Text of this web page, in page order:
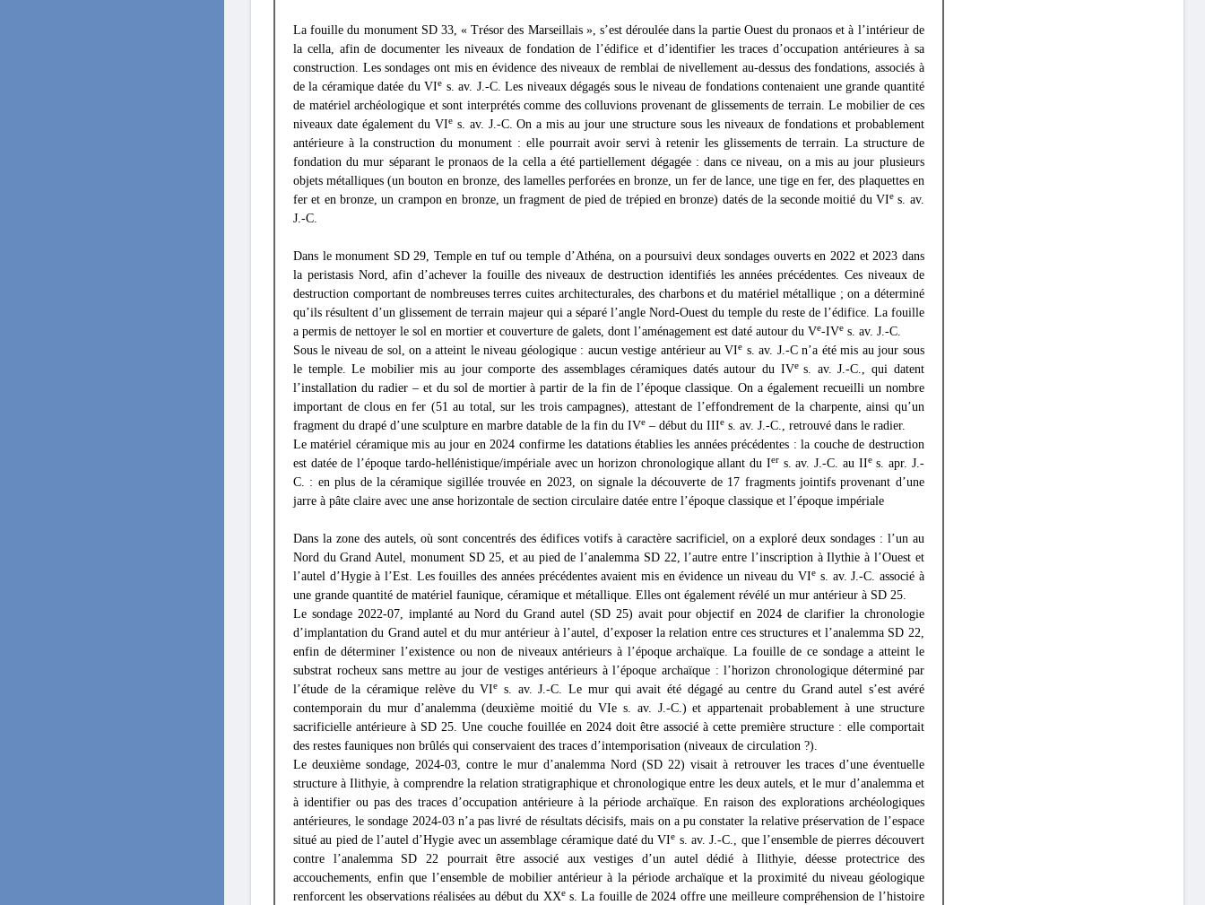
La fouille du monument SD 33, « Trésor des Marseillais », s’est déroulée dans la partie Ouest du pronaos et à l’intérieur de
la cella, afin de documenter les niveaux de fondation de l’édifice et d’identifier les traces d’occupation antérieures à sa
construction. Les sondages ont mis en évidence des niveaux de remblai de nivellement au-dessus des fondations, associés à
de la céramique datée du VIe s. av. J.-C. Les niveaux dégagés sous le niveau de fondations contenaient une grande quantité
de matériel archéologique et sont interprétés comme des colluvions provenant de glissements de terrain. Le mobilier de ces
niveaux date également du VIes. av. J.-C. On a mis au jour une structure sous les niveaux de fondations et probablement
antérieure à la construction du monument : elle pourrait avoir servi à retenir les glissements de terrain. La structure de
fondation du mur séparant le pronaos de la cella a été partiellement dégagée : dans ce niveau, on a mis au jour plusieurs
objets métalliques (un bouton en bronze, des lamelles perforées en bronze, un fer de lance, une tige en fer, des plaquettes en
fer et en bronze, un crampon en bronze, un fragment de pied de trépied en bronze) datés de la seconde moitié du VIes. av.
J.-C.
Dans le monument SD 29, Temple en tuf ou temple d’Athéna, on a poursuivi deux sondages ouverts en 2022 et 2023 dans
la peristasis Nord, afin d’achever la fouille des niveaux de destruction identifiés les années précédentes. Ces niveaux de
destruction comportant de nombreuses terres cuites architecturales, des charbons et du matériel métallique ; on a déterminé
qu’ils résultent d’un glissement de terrain majeur qui a séparé l’angle Nord-Ouest du temple du reste de l’édifice. La fouille
a permis de nettoyer le sol en mortier et couverture de galets, dont l’aménagement est daté autour du Ve-IVe s. av. J.-C.
Sous le niveau de sol, on a atteint le niveau géologique : aucun vestige antérieur au VIe s. av. J.-C n’a été mis au jour sous
le temple. Le mobilier mis au jour comporte des assemblages céramiques datés autour du IVe s. av. J.-C., qui datent
l’installation du radier – et du sol de mortier à partir de la fin de l’époque classique. On a également recueilli un nombre
important de clous en fer (51 au total, sur les trois campagnes), attestant de l’effondrement de la charpente, ainsi qu’un
fragment du drapé d’une sculpture en marbre datable de la fin du IVe – début du IIIe s. av. J.-C., retrouvé dans le radier.
Le matériel céramique mis au jour en 2024 confirme les datations établies les années précédentes : la couche de destruction
est datée de l’époque tardo-hellénistique/impériale avec un horizon chronologique allant du Iers. av. J.-C. au IIes. apr. J.-
C. : en plus de la céramique sigillée trouvée en 2023, on signale la découverte de 17 fragments jointifs provenant d’une
jarre à pâte claire avec une anse horizontale de section circulaire datée entre l’époque classique et l’époque impériale
Dans la zone des autels, où sont concentrés des édifices votifs à caractère sacrificiel, on a exploré deux sondages : l’un au
Nord du Grand Autel, monument SD 25, et au pied de l’analemma SD 22, l’autre entre l’inscription à Ilythie à l’Ouest et
l’autel d’Hygie à l’Est. Les fouilles des années précédentes avaient mis en évidence un niveau du VIe s. av. J.-C. associé à
une grande quantité de matériel faunique, céramique et métallique. Elles ont également révélé un mur antérieur à SD 25.
Le sondage 2022-07, implanté au Nord du Grand autel (SD 25) avait pour objectif en 2024 de clarifier la chronologie
d’implantation du Grand autel et du mur antérieur à l’autel, d’exposer la relation entre ces structures et l’analemma SD 22,
enfin de déterminer l’existence ou non de niveaux antérieurs à l’époque archaïque. La fouille de ce sondage a atteint le
substrat rocheux sans mettre au jour de vestiges antérieurs à l’époque archaïque : l’horizon chronologique déterminé par
l’étude de la céramique relève du VIe
s. av. J.-C. Le mur qui avait été dégagé au centre du Grand autel s’est avéré
contemporain du mur d’analemma (deuxième moitié du VIe s. av. J.-C.) et appartenait probablement à une structure
sacrificielle antérieure à SD 25. Une couche fouillée en 2024 doit être associé à cette première structure : elle comportait
des restes fauniques non brûlés qui conservaient des traces d’intemporisation (niveaux de circulation ?).
Le deuxième sondage, 2024-03, contre le mur d’analemma Nord (SD 22) visait à retrouver les traces d’une éventuelle
structure à Ilithyie, à comprendre la relation stratigraphique et chronologique entre les deux autels, et le mur d’analemma et
à identifier ou pas des traces d’occupation antérieure à la période archaïque. En raison des explorations archéologiques
antérieures, le sondage 2024-03 n’a pas livré de résultats décisifs, mais on a pu constater la relative préservation de l’espace
situé au pied de l’autel d’Hygie avec un assemblage céramique daté du VIe s. av. J.-C., que l’ensemble de pierres découvert
contre l’analemma SD 22 pourrait être associé aux vestiges d’un autel dédié à Ilithyie, déesse protectrice des
accouchements, enfin que l’ensemble de mobilier antérieur à la période archaïque et la proximité du niveau géologique
renforcent les observations réalisées au début du XXes. La fouille de 2024 offre une meilleure compréhension de l’histoire